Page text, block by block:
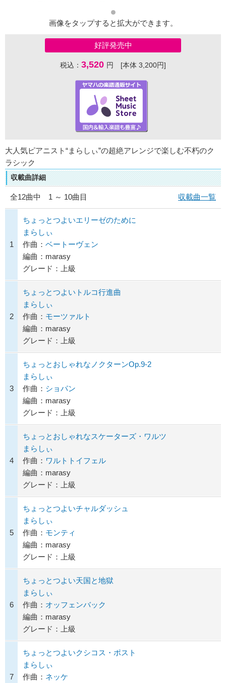
画像をタップすると拡大ができます。
好評発売中
税込： 3,520 円 [本体 3,200円]
大人気ピアニスト“まらしぃ”の超絶アレンジで楽しむ不朽のク
ラシック
収載曲詳細
全12曲中 1 ～ 10曲目 収載曲一覧
1
ちょっとつよいエリーゼのために
まらしぃ
作曲： ベートーヴェン
編曲：marasy
グレード：上級
2
ちょっとつよいトルコ行進曲
まらしぃ
作曲： モーツァルト
編曲：marasy
グレード：上級
3
ちょっとおしゃれなノクターンOp.9-2
まらしぃ
作曲： ショパン
編曲：marasy
グレード：上級
4
ちょっとおしゃれなスケーターズ・ワルツ
まらしぃ
作曲： ワルトトイフェル
編曲：marasy
グレード：上級
5
ちょっとつよいチャルダッシュ
まらしぃ
作曲： モンティ
編曲：marasy
グレード：上級
6
ちょっとつよい天国と地獄
まらしぃ
作曲： オッフェンバック
編曲：marasy
グレード：上級
7
ちょっとつよいクシコス・ポスト
まらしぃ
作曲： ネッケ